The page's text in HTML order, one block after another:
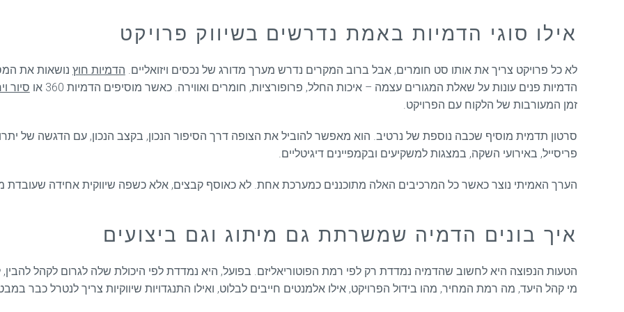
אילו סוגי הדמיות באמת נדרשים בשיווק פרויקט
לא כל פרויקט צריך את אותו סט חומרים, אבל ברוב המקרים נדרש מערך מדורג של נכסים ויזואליים. הדמיות חוץ נושאות את
הדמיות פנים עונות על שאלת המגורים עצמה – איכות החלל, פרופורציות, חומרים ואווירה. כאשר מוסיפים הדמיות 360 או
סיור
זמן המעורבות של הלקוח עם הפרויקט.
סרטון תדמית מוסיף שכבה נוספת של נרטיב. הוא מאפשר להוביל את הצופה דרך הסיפור הנכון, בקצב הנכון, עם הדגשה של
פריסייל, באירועי השקה, במצגות למשקיעים ובקמפיינים דיגיטליים.
הערך האמיתי נוצר כאשר כל המרכיבים האלה מתוכננים כמערכת אחת. לא כאוסף קבצים, אלא כשפה שיווקית אחידה שעובדת
איך בונים הדמיה שמשרתת גם מיתוג וגם ביצועים
הטעות הנפוצה היא לחשוב שהדמיה נמדדת רק לפי רמת הפוטוריאליזם. בפועל, היא נמדדת לפי היכולת שלה לגרום לקהל
מי קהל היעד, מה רמת המחיר, מהו בידול הפרויקט, אילו אלמנטים חייבים לבלוט, ואילו התנגדויות שיווקיות צריך לנטרל כבר